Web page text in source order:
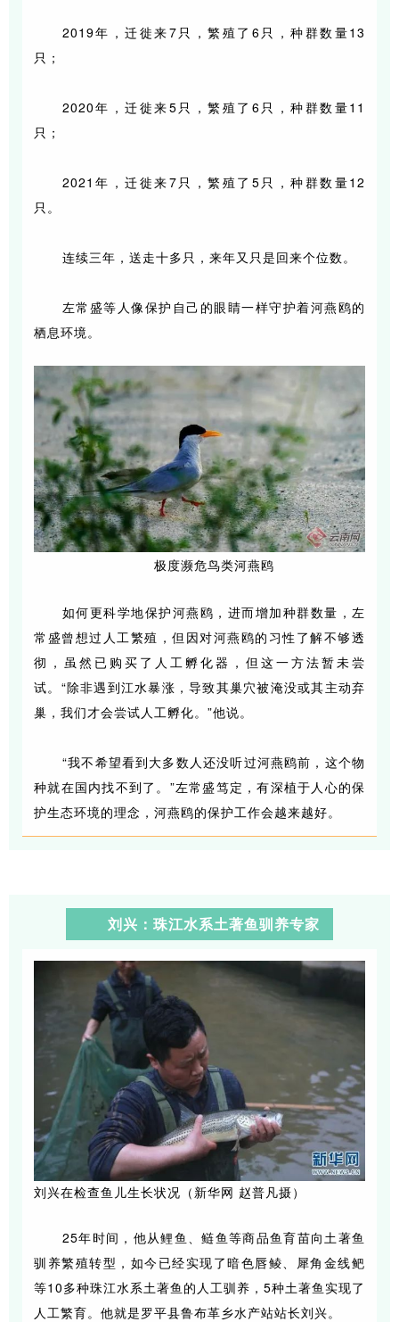
2019年，迁徙来7只，繁殖了6只，种群数量13
只；
2020年，迁徙来5只，繁殖了6只，种群数量11
只；
2021年，迁徙来7只，繁殖了5只，种群数量12
只。
连续三年，送走十多只，来年又只是回来个位数。
左常盛等人像保护自己的眼睛一样守护着河燕鸥的
栖息环境。
极度濒危鸟类河燕鸥
如何更科学地保护河燕鸥，进而增加种群数量，左
常盛曾想过人工繁殖，但因对河燕鸥的习性了解不够透
彻，虽然已购买了人工孵化器，但这一方法暂未尝
试。“除非遇到江水暴涨，导致其巢穴被淹没或其主动弃
巢，我们才会尝试人工孵化。”他说。
“我不希望看到大多数人还没听过河燕鸥前，这个物
种就在国内找不到了。”左常盛笃定，有深植于人心的保
护生态环境的理念，河燕鸥的保护工作会越来越好。
刘兴：珠江水系土著鱼驯养专家
刘兴在检查鱼儿生长状况（新华网 赵普凡摄）
25年时间，他从鲤鱼、鲢鱼等商品鱼育苗向土著鱼
驯养繁殖转型 ，如今已经实现了暗色唇鲮、犀角金线鲃
等10多种珠江水系土著鱼的人工驯养，5种土著鱼实现了
人工繁育。他就是罗平县鲁布革乡水产站站长刘兴。